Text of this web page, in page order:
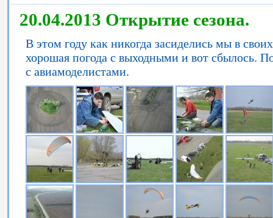
20.04.2013 Открытие сезона.
В этом году как никогда засиделись мы в
хорошая погода с выходными и вот сбылось.
с авиамоделистами.